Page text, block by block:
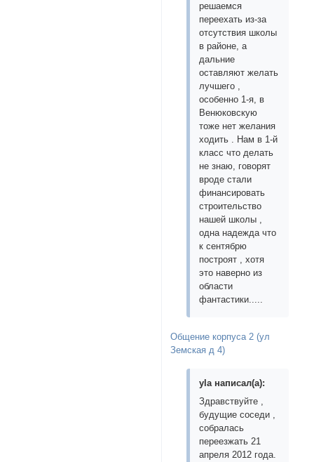
решаемся
переехать из-за
отсутствия школы
в районе, а
дальние
оставляют желать
лучшего ,
особенно 1-я, в
Венюковскую
тоже нет желания
ходить . Нам в 1-й
класс что делать
не знаю, говорят
вроде стали
финансировать
строительство
нашей школы ,
одна надежда что
к сентябрю
построят , хотя
это наверно из
области
фантастики.....
Общение корпуса 2 (ул
Земская д 4)
yla написал(а):
Здравствуйте ,
будущие соседи ,
собралась
переезжать 21
апреля 2012 года.